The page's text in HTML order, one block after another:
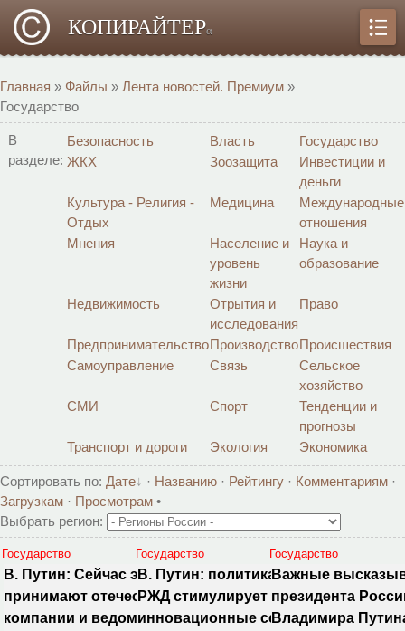
КОПИРАЙТЕРα
Главная » Файлы » Лента новостей. Премиум »
Государство
В
разделе:
Безопасность Власть
Государство
ЖКХ
Зоозащита
Инвестиции и
деньги
Культура - Религия -
Отдых
Медицина
Международные
отношения
Мнения
Население и
уровень
жизни
Наука и
образование
Недвижимость
Отрытия и
исследования
Право
ПредпринимательствоПроизводствоПроисшествия
Самоуправление
Связь
Сельское
хозяйство
СМИ
Спорт
Тенденции и
прогнозы
Транспорт и дороги
Экология Экономика
Сортировать по: Дате · Названию · Рейтингу · Комментариям ·
Загрузкам · Просмотрам •
Выбрать регион:
Государство
В. Путин: Сейчас эстафету
принимают отечественные
компании и ведомства
Государство
В. Путин: политика развития
РЖД стимулирует ключевые,
инновационные сектора
Государство
Важные
президента
Владимира